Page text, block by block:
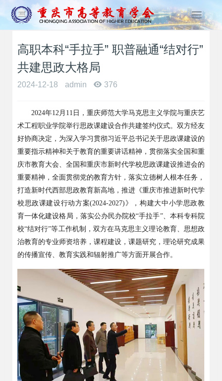
T
o
g
i
g
a
t
o
n
高职本科“手拉手” 职普融通“结对行”
共建思政大格局
2024-12-18 admin 376
2024年12月 11 日，重庆师范大学马克思主义学院与重庆艺
术工程职业学院举行思政课建设合作共建签约仪式。双方经友
好协商决定，为深入学习贯彻习近平总书记关于思政课建设的
重要指示精神和关于教育的重要讲话精神，贯彻落实全国和重
庆市教育大会、全国和重庆市新时代学校思政课建设推进会的
重要精神，全面贯彻党的教育方针，落实立德树人根本任务，
打造新时代西部思政教育新高地，推进《重庆市推进新时代学
校思政课建设行动方案(2024-2027) 》，构建大中小学思政教
育一体化建设格局，落实公办民办院校“手拉手”、本科专科院
校“结对行”等工作机制，双方在马克思主义理论教育、思想政
治教育的专业师资培养，课程建设，课题研究，理论研究成果
的传播宣传、教育实践和辐射推广等方面开展合作。